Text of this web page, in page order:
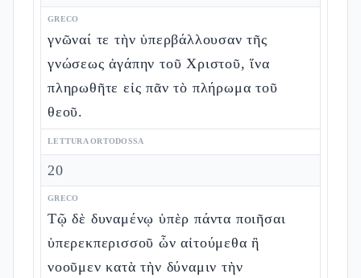
GRECO
γνῶναί τε τὴν ὑπερβάλλουσαν τῆς
γνώσεως ἀγάπην τοῦ Χριστοῦ, ἵνα
πληρωθῆτε εἰς πᾶν τὸ πλήρωμα τοῦ
θεοῦ.
LETTURA ORTODOSSA
20
GRECO
Τῷ δὲ δυναμένῳ ὑπὲρ πάντα ποιῆσαι
ὑπερεκπερισσοῦ ὧν αἰτούμεθα ἢ
νοοῦμεν κατὰ τὴν δύναμιν τὴν